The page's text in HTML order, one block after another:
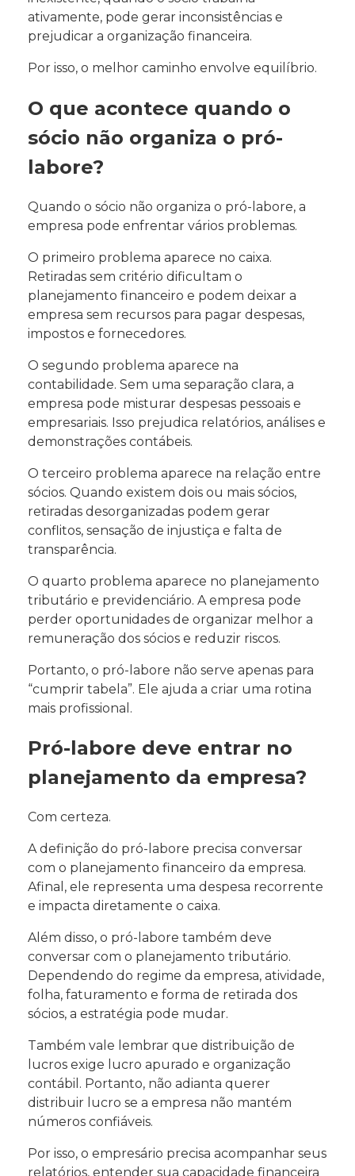
ativamente, pode gerar inconsistências e
prejudicar a organização financeira.
Por isso, o melhor caminho envolve equilíbrio.
O que acontece quando o
sócio não organiza o pró-
labore?
Quando o sócio não organiza o pró-labore, a
empresa pode enfrentar vários problemas.
O primeiro problema aparece no caixa.
Retiradas sem critério dificultam o
planejamento financeiro e podem deixar a
empresa sem recursos para pagar despesas,
impostos e fornecedores.
O segundo problema aparece na
contabilidade. Sem uma separação clara, a
empresa pode misturar despesas pessoais e
empresariais. Isso prejudica relatórios, análises e
demonstrações contábeis.
O terceiro problema aparece na relação entre
sócios. Quando existem dois ou mais sócios,
retiradas desorganizadas podem gerar
conflitos, sensação de injustiça e falta de
transparência.
O quarto problema aparece no planejamento
tributário e previdenciário. A empresa pode
perder oportunidades de organizar melhor a
remuneração dos sócios e reduzir riscos.
Portanto, o pró-labore não serve apenas para
“cumprir tabela”. Ele ajuda a criar uma rotina
mais profissional.
Pró-labore deve entrar no
planejamento da empresa?
Com certeza.
A definição do pró-labore precisa conversar
com o planejamento financeiro da empresa.
Afinal, ele representa uma despesa recorrente
e impacta diretamente o caixa.
Além disso, o pró-labore também deve
conversar com o planejamento tributário.
Dependendo do regime da empresa, atividade,
folha, faturamento e forma de retirada dos
sócios, a estratégia pode mudar.
Também vale lembrar que distribuição de
lucros exige lucro apurado e organização
contábil. Portanto, não adianta querer
distribuir lucro se a empresa não mantém
números confiáveis.
Por isso, o empresário precisa acompanhar seus
relatórios, entender sua capacidade financeira